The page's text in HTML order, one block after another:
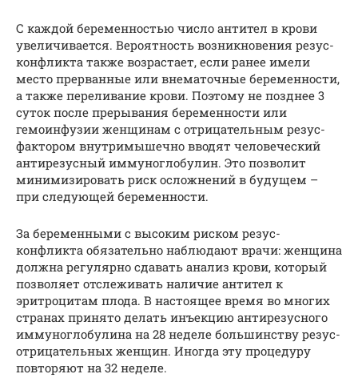
С каждой беременностью число антител в крови
увеличивается. Вероятность возникновения резус-
конфликта также возрастает, если ранее имели
место прерванные или внематочные беременности,
а также переливание крови. Поэтому не позднее 3
суток после прерывания беременности или
гемоинфузии женщинам с отрицательным резус-
фактором внутримышечно вводят человеческий
антирезусный иммуноглобулин. Это позволит
минимизировать риск осложнений в будущем –
при следующей беременности.
За беременными с высоким риском резус-
конфликта обязательно наблюдают врачи: женщина
должна регулярно сдавать анализ крови, который
позволяет отслеживать наличие антител к
эритроцитам плода. В настоящее время во многих
странах принято делать инъекцию антирезусного
иммуноглобулина на 28 неделе большинству резус-
отрицательных женщин. Иногда эту процедуру
повторяют на 32 неделе.